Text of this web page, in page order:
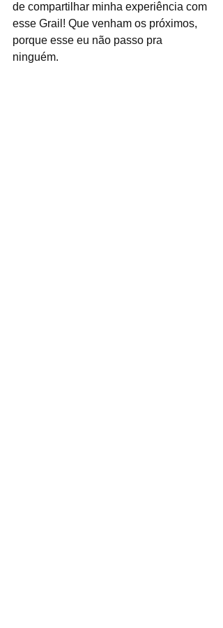
de compartilhar minha experiência com
esse Grail! Que venham os próximos,
porque esse eu não passo pra
ninguém.